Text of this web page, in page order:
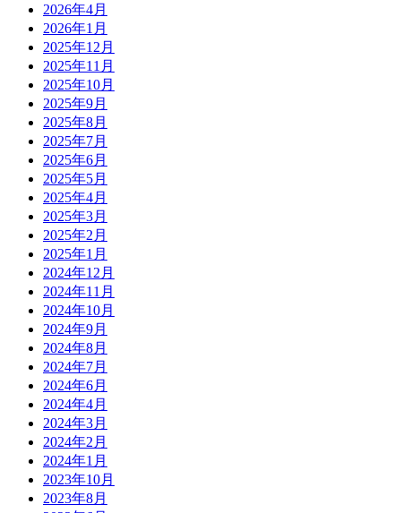
2026年4月
2026年1月
2025年12月
2025年11月
2025年10月
2025年9月
2025年8月
2025年7月
2025年6月
2025年5月
2025年4月
2025年3月
2025年2月
2025年1月
2024年12月
2024年11月
2024年10月
2024年9月
2024年8月
2024年7月
2024年6月
2024年4月
2024年3月
2024年2月
2024年1月
2023年10月
2023年8月